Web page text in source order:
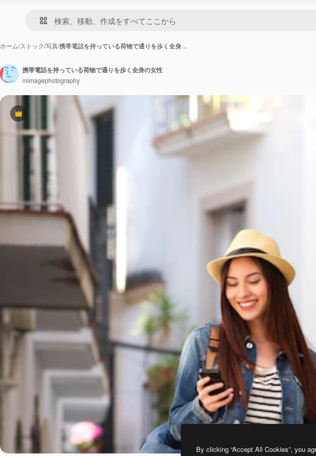
ホーム/ストック/写真/携帯電話を持っている荷物で通りを歩く全身…
Premium
携帯電話を持っている荷物で通りを歩く全身の女性
mimagephotography
By clicking “Accept All Cookies”, you